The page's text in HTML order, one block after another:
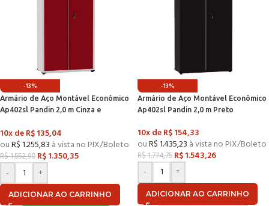
-13%
Armário de Aço Montável Econômico
Ap402sl Pandin 2,0 m Cinza e
10x deR$135,04
ouR$1.255,83 à vista no PIX/Boleto
R$1.552,90 R$1.350,35
-
+
ADICIONAR AO CARRINHO
-13%
Armário de Aço Montável Econômico
Ap402sl Pandin 2,0 m Preto
10x deR$154,33
ouR$1.435,23 à vista no PIX/Boleto
R$1.774,75 R$1.543,26
-
+
ADICIONAR AO CARRINHO